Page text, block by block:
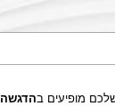
מופיעים בהדגשה